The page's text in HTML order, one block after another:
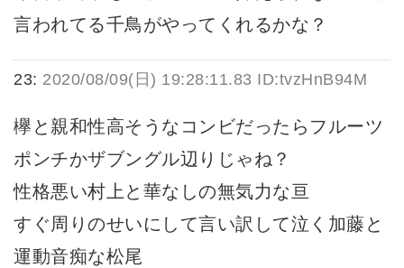
言われてる千鳥がやってくれるかな？
23: 2020/08/09(日) 19:28:11.83 ID:tvzHnB94M
欅と親和性高そうなコンビだったらフルーツ
ポンチかザブングル辺りじゃね？
性格悪い村上と華なしの無気力な亘
すぐ周りのせいにして言い訳して泣く加藤と
運動音痴な松尾